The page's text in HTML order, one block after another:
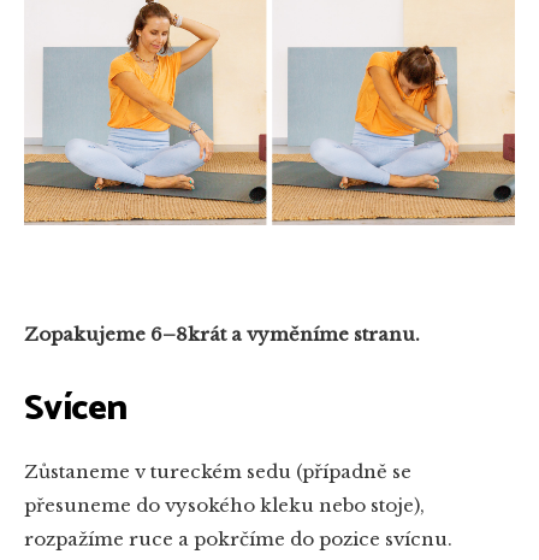
Zopakujeme 6–8krát a vyměníme stranu.
Svícen
Zůstaneme v tureckém sedu (případně se
přesuneme do vysokého kleku nebo stoje),
rozpažíme ruce a pokrčíme do pozice svícnu.